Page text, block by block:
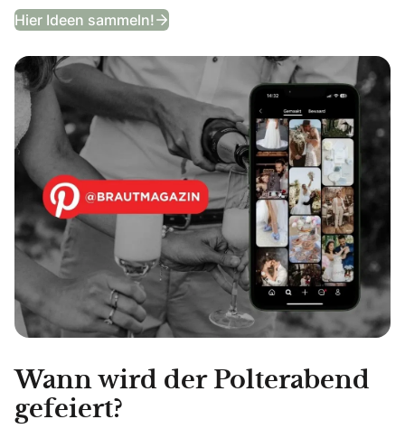
Hier Ideen sammeln! Entdeckt unser Hochzeits-
Wann wird der Polterabend
gefeiert?